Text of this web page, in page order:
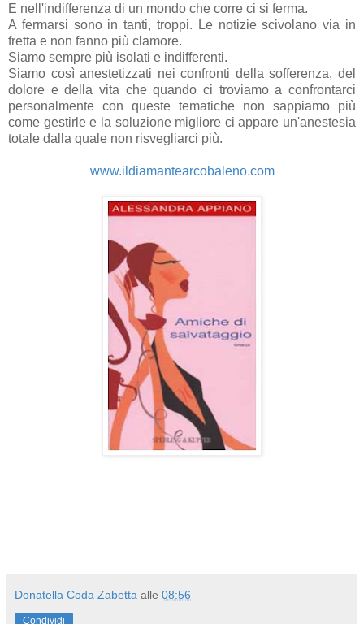
E nell'indifferenza di un mondo che corre ci si ferma.
A fermarsi sono in tanti, troppi. Le notizie scivolano via in
fretta e non fanno più clamore.
Siamo sempre più isolati e indifferenti.
Siamo così anestetizzati nei confronti della sofferenza, del
dolore e della vita che quando ci troviamo a confrontarci
personalmente con queste tematiche non sappiamo più
come gestirle e la soluzione migliore ci appare un'anestesia
totale dalla quale non risvegliarci più.
www.ildiamantearcobaleno.com
Donatella Coda Zabetta alle 08:56
Condividi